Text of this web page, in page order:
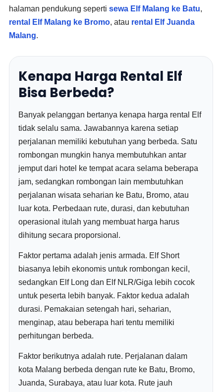
halaman pendukung sepertisewa Elf Malang ke Batu,
rental Elf Malang ke Bromo, atau rental Elf Juanda
Malang.
Kenapa Harga Rental Elf
Bisa Berbeda?
Banyak pelanggan bertanya kenapa harga rental Elf
tidak selalu sama. Jawabannya karena setiap
perjalanan memiliki kebutuhan yang berbeda. Satu
rombongan mungkin hanya membutuhkan antar
jemput dari hotel ke tempat acara selama beberapa
jam, sedangkan rombongan lain membutuhkan
perjalanan wisata seharian ke Batu, Bromo, atau
luar kota. Perbedaan rute, durasi, dan kebutuhan
operasional itulah yang membuat harga harus
dihitung secara proporsional.
Faktor pertama adalah jenis armada. Elf Short
biasanya lebih ekonomis untuk rombongan kecil,
sedangkan Elf Long dan Elf NLR/Giga lebih cocok
untuk peserta lebih banyak. Faktor kedua adalah
durasi. Pemakaian setengah hari, seharian,
menginap, atau beberapa hari tentu memiliki
perhitungan berbeda.
Faktor berikutnya adalah rute. Perjalanan dalam
kota Malang berbeda dengan rute ke Batu, Bromo,
Juanda, Surabaya, atau luar kota. Rute jauh